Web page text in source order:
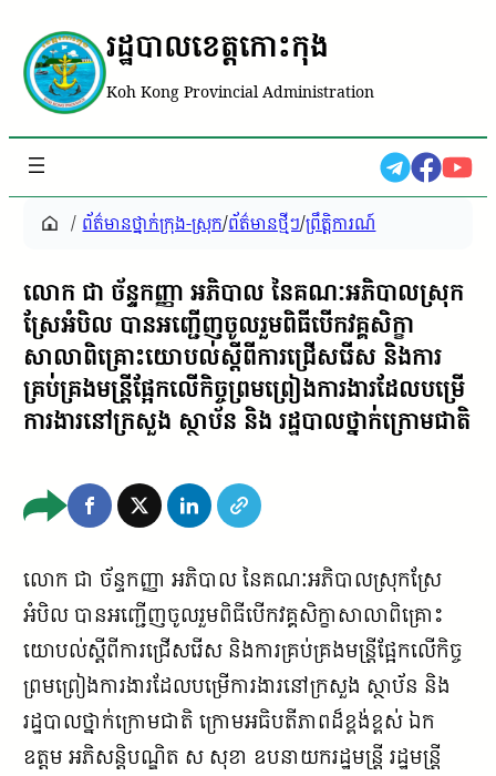
រដ្ឋបាលខេត្តកោះកុង
Koh Kong Provincial Administration
/ ព័ត៌មានថ្នាក់ក្រុង-ស្រុក/ព័ត៌មានថ្មីៗ/ព្រឹត្តិការណ៍
លោក ជា ច័ន្ទកញ្ញា អភិបាល នៃគណៈអភិបាលស្រុក
ស្រែអំបិល បានអញ្ជើញចូលរួមពិធីបើកវគ្គសិក្ខា
សាលាពិគ្រោះយោបល់ស្តីពីការជ្រើសរើស និងការ
គ្រប់គ្រងមន្ត្រីផ្អែកលើកិច្ចព្រមព្រៀងការងារដែលបម្រើ
ការងារនៅក្រសួង ស្ថាប័ន និង រដ្ឋបាលថ្នាក់ក្រោមជាតិ
លោក ជា ច័ន្ទកញ្ញា អភិបាល នៃគណៈអភិបាលស្រុកស្រែ
អំបិល បានអញ្ជើញចូលរួមពិធីបើកវគ្គសិក្ខាសាលាពិគ្រោះ
យោបល់ស្តីពីការជ្រើសរើស និងការគ្រប់គ្រងមន្ត្រីផ្អែកលើកិច្ច
ព្រមព្រៀងការងារដែលបម្រើការងារនៅក្រសួង ស្ថាប័ន និង
រដ្ឋបាលថ្នាក់ក្រោមជាតិ ក្រោមអធិបតីភាពដ៏ខ្ពង់ខ្ពស់ ឯក
ឧត្តម អភិសន្ដិបណ្ឌិត ស សុខា ឧបនាយករដ្ឋមន្ដ្រី រដ្ឋមន្ដ្រី